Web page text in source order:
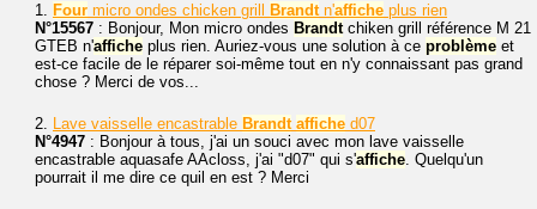
1. Four micro ondes chicken grill Brandtn'affiche plus rien
N°15567 : Bonjour, Mon micro ondes Brandtchiken grill référence M 21
GTEB n'affiche plus rien. Auriez-vous une solution à ce problème et
est-ce facile de le réparer soi-même tout en n'y connaissant pas grand
chose ? Merci de vos...
2. Lave vaisselle encastrable Brandt affiche d07
N°4947 : Bonjour à tous, j'ai un souci avec mon lave vaisselle
encastrable aquasafe AAcloss, j'ai "d07" qui s'affiche. Quelqu'un
pourrait il me dire ce quil en est ? Merci